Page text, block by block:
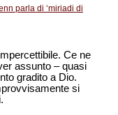
parla di ‘miriadi di
Ce ne
assunto – quasi
gradito a Dio.
si